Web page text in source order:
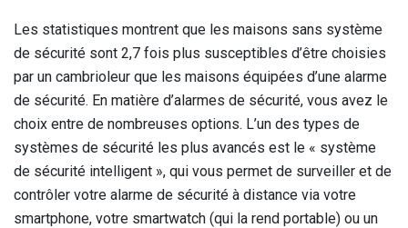
Les statistiques montrent que les maisons sans système
de sécurité sont 2,7 fois plus susceptibles d’être choisies
par un cambrioleur que les maisons équipées d’une alarme
de sécurité. En matière d’alarmes de sécurité, vous avez le
choix entre de nombreuses options. L’un des types de
systèmes de sécurité les plus avancés est le « système
de sécurité intelligent », qui vous permet de surveiller et de
contrôler votre alarme de sécurité à distance via votre
smartphone, votre smartwatch (qui la rend portable) ou un